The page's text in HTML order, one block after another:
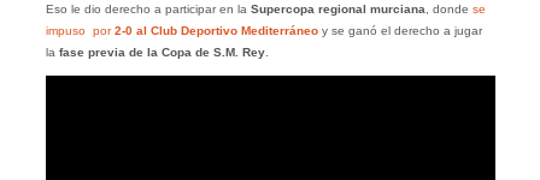
Eso le dio derecho a participar en la Supercopa regional murciana , donde se
impuso por2-0 al Club Deportivo Mediterráneo y se ganó el derecho a jugar
la fase previa de la Copa de S.M. Rey.